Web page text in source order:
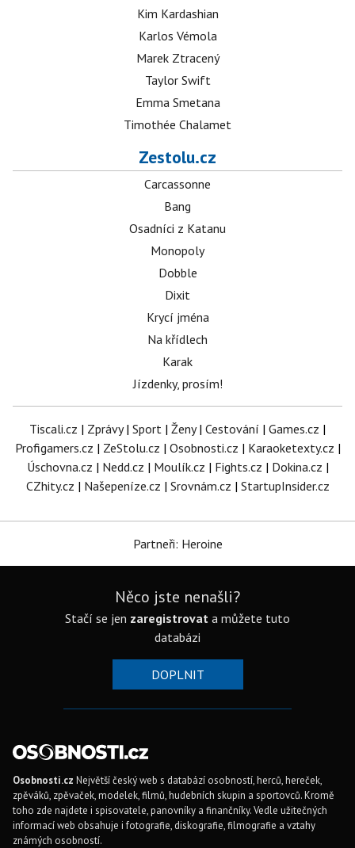
Kim Kardashian
Karlos Vémola
Marek Ztracený
Taylor Swift
Emma Smetana
Timothée Chalamet
Zestolu.cz
Carcassonne
Bang
Osadníci z Katanu
Monopoly
Dobble
Dixit
Krycí jména
Na křídlech
Karak
Jízdenky, prosím!
Tiscali.cz | Zprávy| Sport | Ženy| Cestování | Games.cz |
Profigamers.cz | ZeStolu.cz | Osobnosti.cz | Karaoketexty.cz |
Úschovna.cz | Nedd.cz | Moulík.cz | Fights.cz | Dokina.cz |
CZhity.cz | Našepeníze.cz | Srovnám.cz | StartupInsider.cz
Partneři: Heroine
Něco jste nenašli?
Stačí se jen zaregistrovat a můžete tuto
databázi
DOPLNIT
Osobnosti.cz Největší český web s databází osobností, herců, hereček,
zpěváků, zpěvaček, modelek, filmů, hudebních skupin a sportovců. Kromě
toho zde najdete i spisovatele, panovníky a finančníky. Vedle užitečných
informací web obsahuje i fotografie, diskografie, filmografie a vztahy
známých osobností.